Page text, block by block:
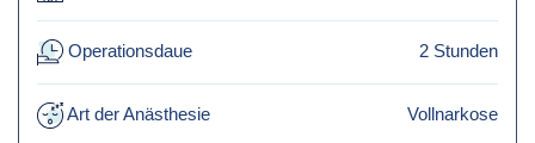
Operationsdaue 2 Stunden
Art der Anästhesie Vollnarkose